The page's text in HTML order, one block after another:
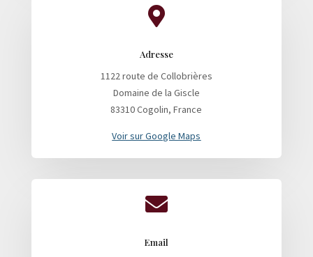

Adresse
1122 route de Collobrières
Domaine de la Giscle
83310 Cogolin, France
Voir sur Google Maps

Email